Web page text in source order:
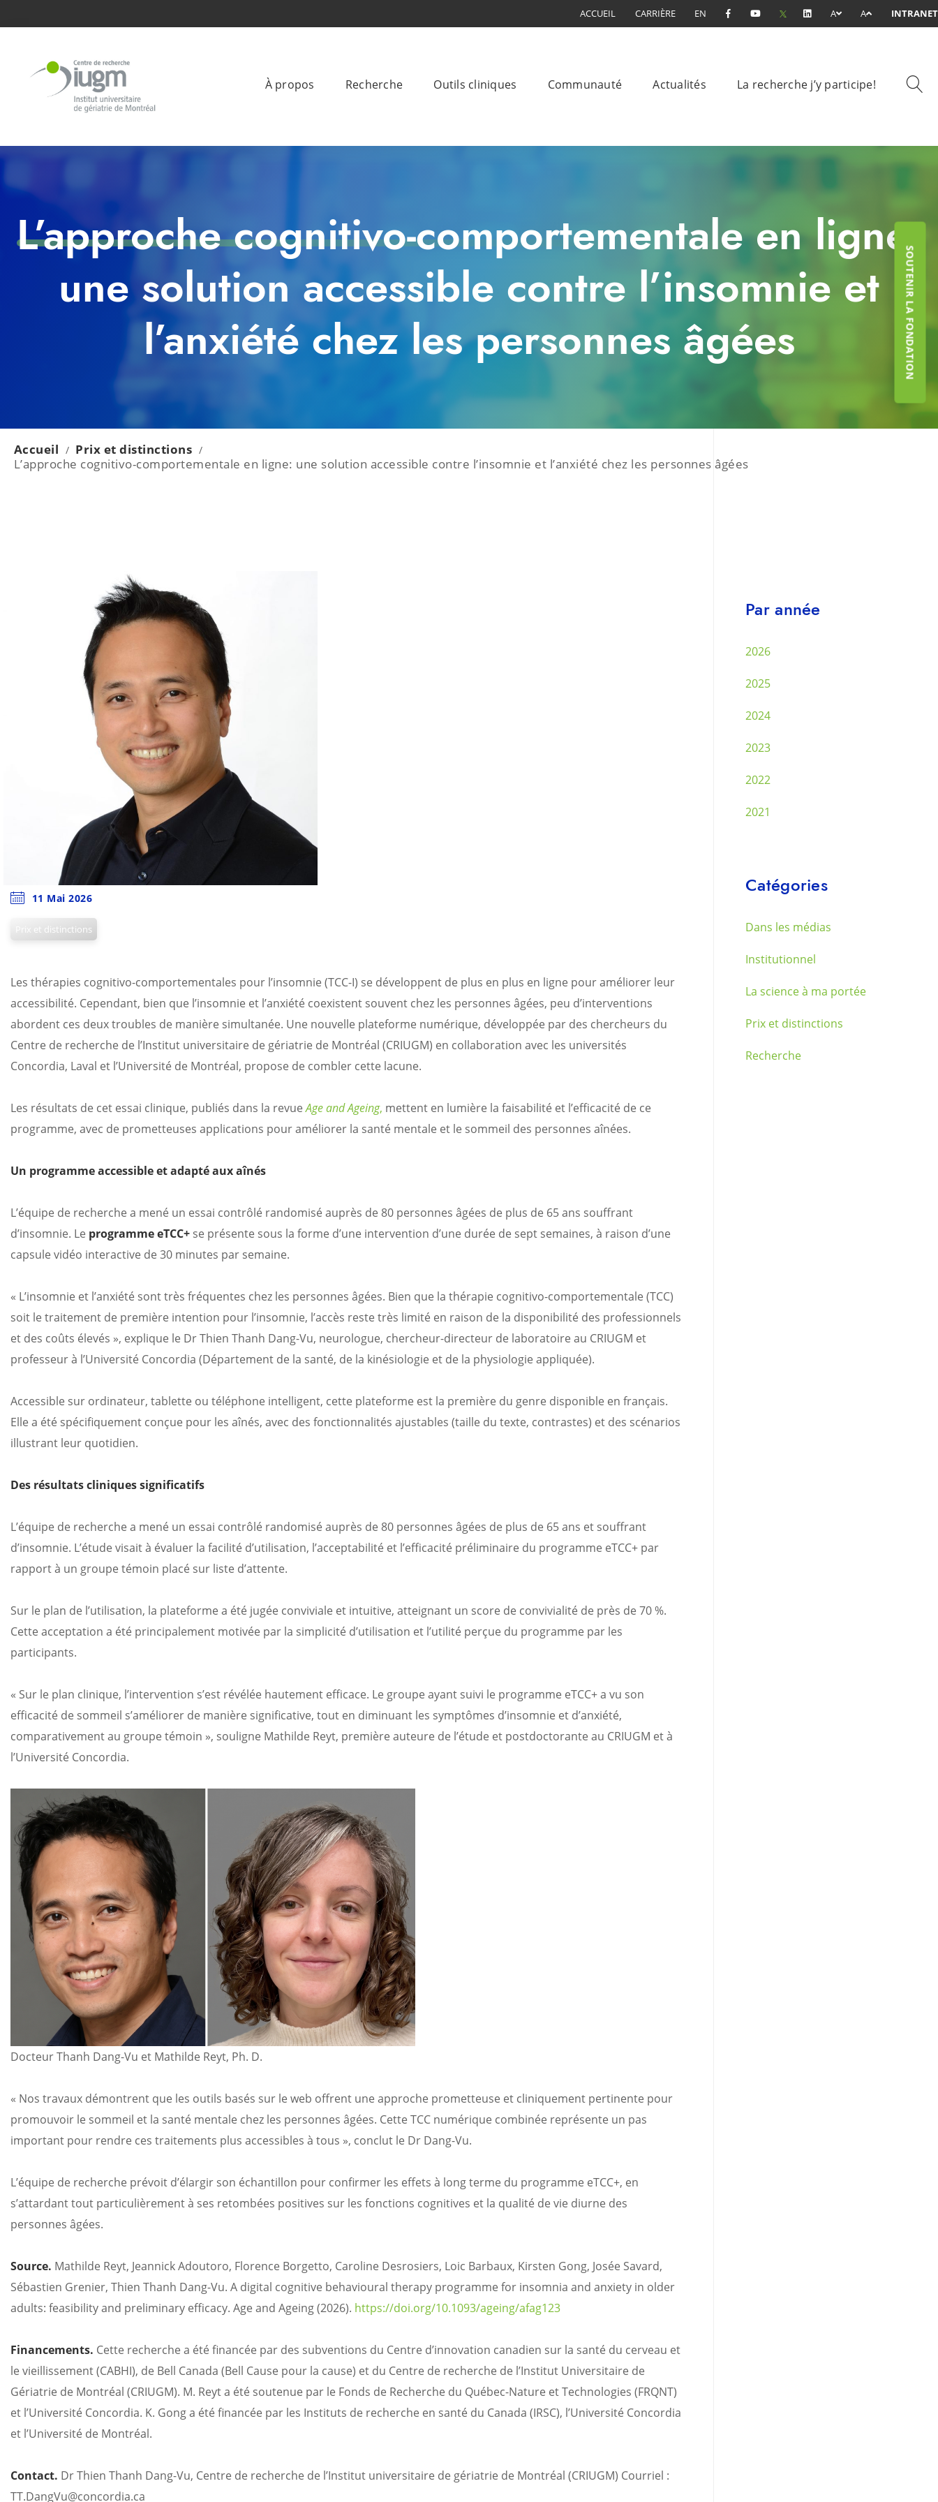
SOUTENIR LA FONDATION
ACCUEIL CARRIÈRE EN A A INTRANET
À propos Recherche Outils cliniques Communauté Actualités La recherche j’y participe!
L’approche cognitivo-comportementale en ligne:
une solution accessible contre l’insomnie et
l’anxiété chez les personnes âgées
Accueil / Prix et distinctions /
L’approche cognitivo-comportementale en ligne: une solution accessible contre l’insomnie et l’anxiété chez les personnes âgées
11 Mai 2026
Prix et distinctions
Les thérapies cognitivo-comportementales pour l’insomnie (TCC-I) se développent de plus en plus en ligne pour améliorer leur
accessibilité. Cependant, bien que l’insomnie et l’anxiété coexistent souvent chez les personnes âgées, peu d’interventions
abordent ces deux troubles de manière simultanée. Une nouvelle plateforme numérique, développée par des chercheurs du
Centre de recherche de l’Institut universitaire de gériatrie de Montréal (CRIUGM) en collaboration avec les universités
Concordia, Laval et l’Université de Montréal, propose de combler cette lacune.
Les résultats de cet essai clinique, publiés dans la revueAge and Ageing, mettent en lumière la faisabilité et l’efficacité de ce
programme, avec de prometteuses applications pour améliorer la santé mentale et le sommeil des personnes aînées.
Un programme accessible et adapté aux aînés
L’équipe de recherche a mené un essai contrôlé randomisé auprès de 80 personnes âgées de plus de 65 ans souffrant
d’insomnie. Le programme eTCC+ se présente sous la forme d’une intervention d’une durée de sept semaines, à raison d’une
capsule vidéo interactive de 30 minutes par semaine.
« L’insomnie et l’anxiété sont très fréquentes chez les personnes âgées. Bien que la thérapie cognitivo-comportementale (TCC)
soit le traitement de première intention pour l’insomnie, l’accès reste très limité en raison de la disponibilité des professionnels
et des coûts élevés », explique le Dr Thien Thanh Dang-Vu, neurologue, chercheur-directeur de laboratoire au CRIUGM et
professeur à l’Université Concordia (Département de la santé, de la kinésiologie et de la physiologie appliquée).
Accessible sur ordinateur, tablette ou téléphone intelligent, cette plateforme est la première du genre disponible en français.
Elle a été spécifiquement conçue pour les aînés, avec des fonctionnalités ajustables (taille du texte, contrastes) et des scénarios
illustrant leur quotidien.
Des résultats cliniques significatifs
L’équipe de recherche a mené un essai contrôlé randomisé auprès de 80 personnes âgées de plus de 65 ans et souffrant
d’insomnie. L’étude visait à évaluer la facilité d’utilisation, l’acceptabilité et l’efficacité préliminaire du programme eTCC+ par
rapport à un groupe témoin placé sur liste d’attente.
Sur le plan de l’utilisation, la plateforme a été jugée conviviale et intuitive, atteignant un score de convivialité de près de 70 %.
Cette acceptation a été principalement motivée par la simplicité d’utilisation et l’utilité perçue du programme par les
participants.
« Sur le plan clinique, l’intervention s’est révélée hautement efficace. Le groupe ayant suivi le programme eTCC+ a vu son
efficacité de sommeil s’améliorer de manière significative, tout en diminuant les symptômes d’insomnie et d’anxiété,
comparativement au groupe témoin », souligne Mathilde Reyt, première auteure de l’étude et postdoctorante au CRIUGM et à
l’Université Concordia.
Docteur Thanh Dang-Vu et Mathilde Reyt, Ph. D.
« Nos travaux démontrent que les outils basés sur le web offrent une approche prometteuse et cliniquement pertinente pour
promouvoir le sommeil et la santé mentale chez les personnes âgées. Cette TCC numérique combinée représente un pas
important pour rendre ces traitements plus accessibles à tous », conclut le Dr Dang-Vu.
L’équipe de recherche prévoit d’élargir son échantillon pour confirmer les effets à long terme du programme eTCC+, en
s’attardant tout particulièrement à ses retombées positives sur les fonctions cognitives et la qualité de vie diurne des
personnes âgées.
Source. Mathilde Reyt, Jeannick Adoutoro, Florence Borgetto, Caroline Desrosiers, Loic Barbaux, Kirsten Gong, Josée Savard,
Sébastien Grenier, Thien Thanh Dang-Vu. A digital cognitive behavioural therapy programme for insomnia and anxiety in older
adults: feasibility and preliminary efficacy. Age and Ageing (2026). https://doi.org/10.1093/ageing/afag123
Financements. Cette recherche a été financée par des subventions du Centre d’innovation canadien sur la santé du cerveau et
le vieillissement (CABHI), de Bell Canada (Bell Cause pour la cause) et du Centre de recherche de l’Institut Universitaire de
Gériatrie de Montréal (CRIUGM). M. Reyt a été soutenue par le Fonds de Recherche du Québec-Nature et Technologies (FRQNT)
et l’Université Concordia. K. Gong a été financée par les Instituts de recherche en santé du Canada (IRSC), l’Université Concordia
et l’Université de Montréal.
Contact. Dr Thien Thanh Dang-Vu, Centre de recherche de l’Institut universitaire de gériatrie de Montréal (CRIUGM) Courriel :
TT.DangVu@concordia.ca
Par année
2026
2025
2024
2023
2022
2021
Catégories
Dans les médias
Institutionnel
La science à ma portée
Prix et distinctions
Recherche